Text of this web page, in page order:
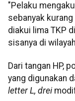
"Pelaku
sebanyak kurang
diakui lima TKP
sisanya di
Dari tangan HP,
yang digunakan
letter L, drei